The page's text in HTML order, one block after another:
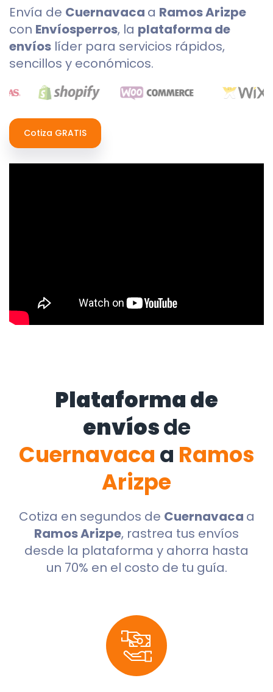
Envía de Cuernavaca a Ramos Arizpe
con Envíosperros, la plataforma de
envíos líder para servicios rápidos,
sencillos y económicos.
Cotiza GRATIS
Plataforma de
envíosde
Cuernavaca a Ramos
Arizpe
Cotiza en segundos de Cuernavaca a
Ramos Arizpe, rastrea tus envíos
desde la plataforma y ahorra hasta
un 70% en el costo de tu guía.